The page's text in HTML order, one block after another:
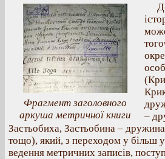
Фрагмент заголовного
аркуша метричної книги
–
Застьобиха, Застьобина –
тощо), який, з переходом у більш
ведення метричних записів,